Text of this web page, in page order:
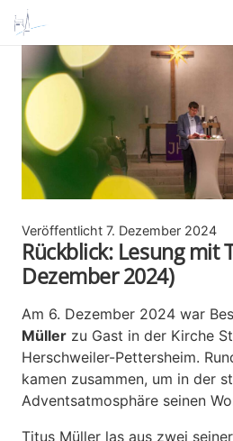
Veröffentlicht 7. Dezember 2024
Rückblick: Lesung mit
Dezember 2024)
Am 6. Dezember 2024 war
Müller zu Gast in der Kirche
Herschweiler-Pettersheim.
kamen zusammen, um in der
Adventsatmosphäre seinen
Titus Müller las aus zwei